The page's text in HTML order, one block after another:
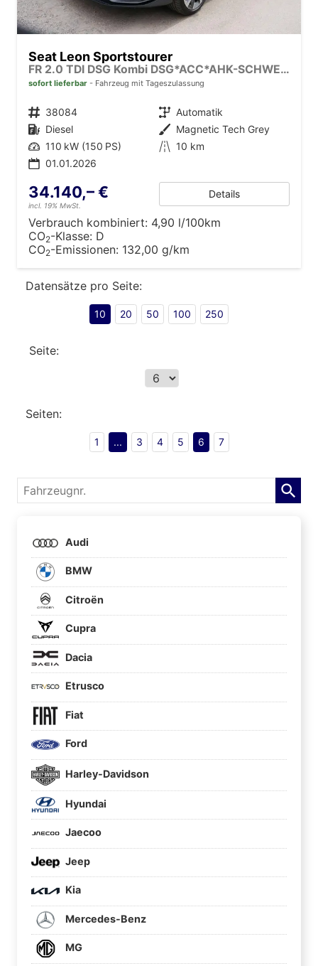
Seat Leon Sportstourer
FR 2.0 TDI DSG Kombi DSG*ACC*AHK-SCHWENKBAR*NAVI*RFK*FULL LINK*TRAVEL ASSIST*
sofort lieferbar Fahrzeug mit Tageszulassung
Fahrzeugnr. 38084 Getriebe Automatik
Kraftstoff Diesel Außenfarbe Magnetic Tech Grey
Leistung 110 kW (150 PS) Kilometerstand 10 km
01.01.2026
34.140,– €
incl. 19% MwSt.
Details
Verbrauch kombiniert: 4,90 l/100km
CO2-Klasse: D
CO2-Emissionen: 132,00 g/km
Datensätze pro Seite:
10 20 50 100 250
Seite:
Seiten:
1 ... 3 4 5 6 7
Fahrzeugnr.
Audi
BMW
Citroën
Cupra
Dacia
Etrusco
Fiat
Ford
Harley-Davidson
Hyundai
Jaecoo
Jeep
Kia
Mercedes-Benz
MG